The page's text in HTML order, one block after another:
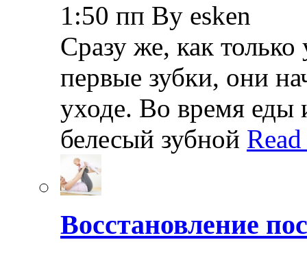
1:50 пп By esken
Сразу же, как
первые зубки, они
уходе. Во время еды
белесый зубной
Восстановление